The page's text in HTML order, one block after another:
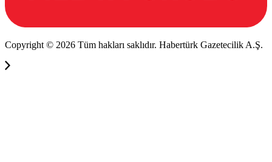
Copyright © 2026 Tüm hakları saklıdır. Habertürk Gazetecilik A.Ş.